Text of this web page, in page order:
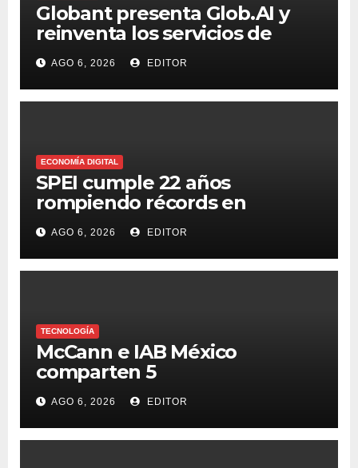
Globant presenta Glob.AI y
reinventa los servicios de
tecnología para la era de la IA
AGO 6, 2026 EDITOR
ECONOMÍA DIGITAL
SPEI cumple 22 años
rompiendo récords en
transferencias y adopción
AGO 6, 2026 EDITOR
TECNOLOGÍA
McCann e IAB México
comparten 5
macrotendencias en la
industria del marketing y la
publicidad
AGO 6, 2026 EDITOR